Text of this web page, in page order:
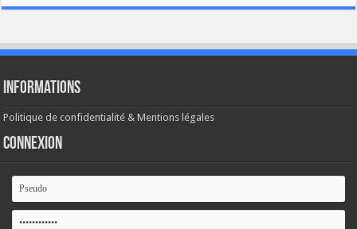
Informations
Politique de confidentialité & Mentions légales
Connexion